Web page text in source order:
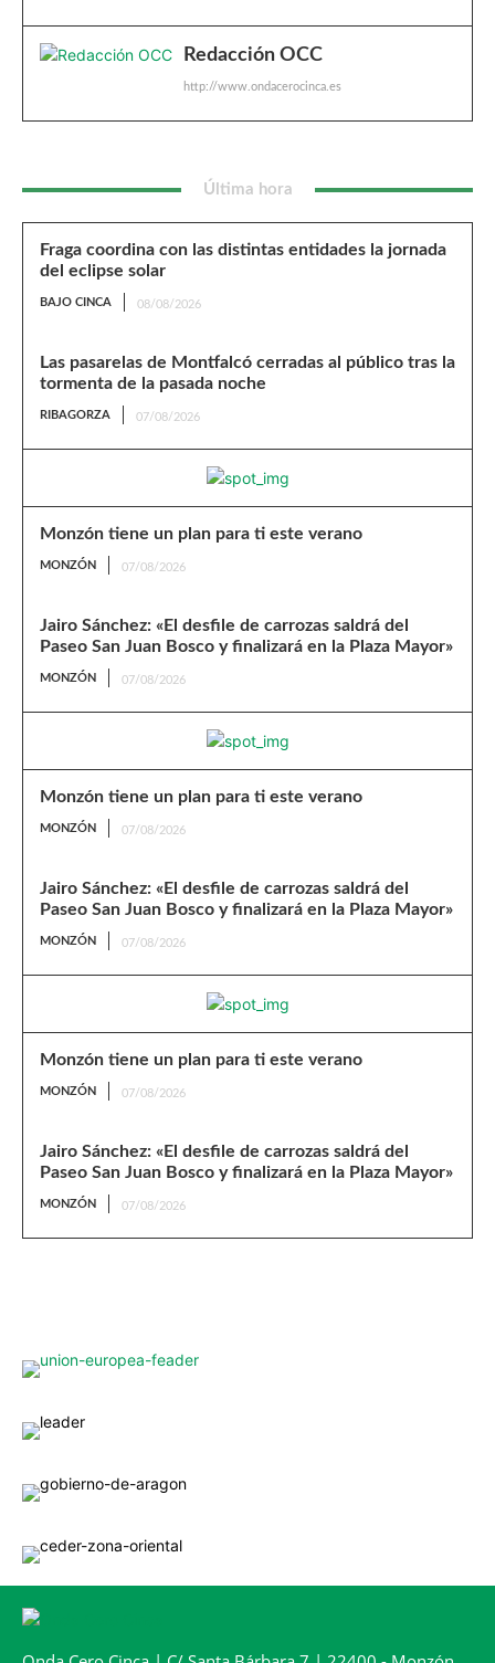
Redacción OCC
http://www.ondacerocinca.es
Última hora
Fraga coordina con las distintas entidades la jornada
del eclipse solar
BAJO CINCA 08/08/2026
Las pasarelas de Montfalcó cerradas al público tras la
tormenta de la pasada noche
RIBAGORZA 07/08/2026
Monzón tiene un plan para ti este verano
MONZÓN 07/08/2026
Jairo Sánchez: «El desfile de carrozas saldrá del
Paseo San Juan Bosco y finalizará en la Plaza Mayor»
MONZÓN 07/08/2026
Monzón tiene un plan para ti este verano
MONZÓN 07/08/2026
Jairo Sánchez: «El desfile de carrozas saldrá del
Paseo San Juan Bosco y finalizará en la Plaza Mayor»
MONZÓN 07/08/2026
Monzón tiene un plan para ti este verano
MONZÓN 07/08/2026
Jairo Sánchez: «El desfile de carrozas saldrá del
Paseo San Juan Bosco y finalizará en la Plaza Mayor»
MONZÓN 07/08/2026